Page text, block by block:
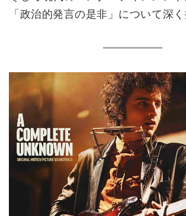
「政治的発言の是非」について深く